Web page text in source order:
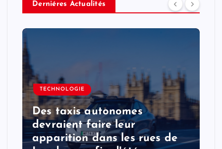
Derniéres Actualités
TECHNOLOGIE
Des taxis autonomes
devraient faire leur
apparition dans les rues de